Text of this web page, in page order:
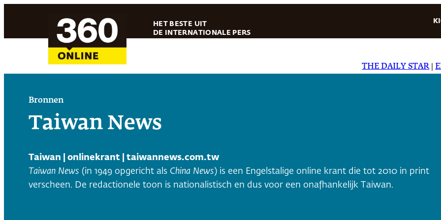
HET BESTE UIT
DE INTERNATIONALE PERS
THE DAILY STAR|EL
Bronnen
Taiwan News
Taiwan | onlinekrant | taiwannews.com.tw
Taiwan News (in 1949 opgericht als China News) is een Engelstalige online krant die tot 2010 in print
verscheen. De redactionele toon is nationalistisch en dus voor een onafhankelijk Taiwan.